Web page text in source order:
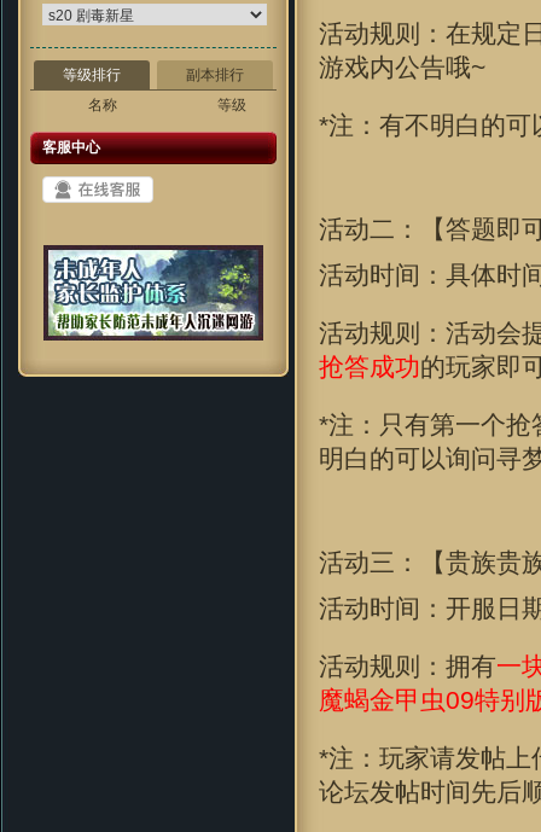
等级排行
副本排行
名称
等级
客服中心
活动规则：在规定
游戏内公告哦~
*注：有不明白的可
活动二：【答题即
活动时间：具体时
活动规则：活动会
抢答成功的玩家即
*注：只有第一个
明白的可以询问寻
活动三：【贵族贵
活动时间：开服日
活动规则：拥有一
魔蝎金甲虫09特别
*注：玩家请发帖
论坛发帖时间先后